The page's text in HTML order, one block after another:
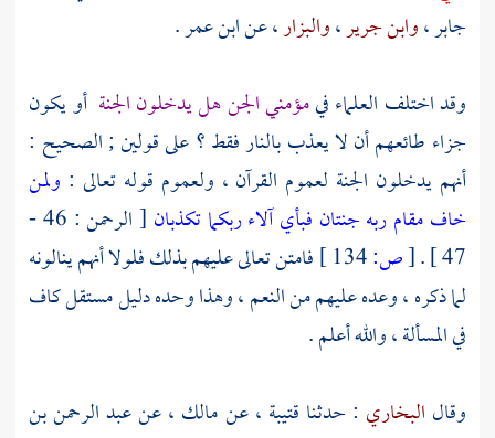
جابر،وابن جرير،والبزار، عنابن عمر.
وقد اختلف العلماء فيمؤمني الجن هل يدخلون الجنة أو يكون
جزاء طائعهم أن لا يعذب بالنار فقط ؟ على قولين ; الصحيح :
أنهم يدخلون الجنة لعموم القرآن ، ولعموم قوله تعالى : ولمن
خاف مقام ربه جنتان فبأي آلاء ربكما تكذبان
[ الرحمن : 46 -
47 ] .
[ص:
فامتن تعالى عليهم بذلك فلولا أنهم ينالونه
لما ذكره ، وعده عليهم من النعم ، وهذا وحده دليل مستقل كاف
في المسألة ، والله أعلم .
وقال البخاري : حدثنا قتيبة ، عنمالك ، عنعبد الرحمن بن